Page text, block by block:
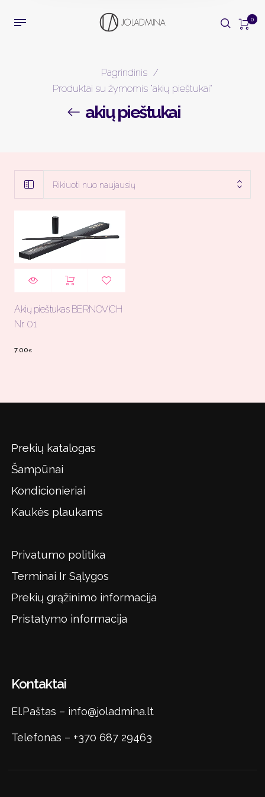
0
Pagrindinis /
Produktai su žymomis “akių pieštukai”
akių pieštukai
Rikiuoti nuo naujausių
Akių pieštukas BERNOVICH
Nr. 01
7.00€
Prekių katalogas
Šampūnai
Kondicionieriai
Kaukės plaukams
Privatumo politika
Terminai Ir Sąlygos
Prekių grąžinimo informacija
Pristatymo informacija
Kontaktai
El.Paštas – info@joladmina.lt
Telefonas – +370 687 29463